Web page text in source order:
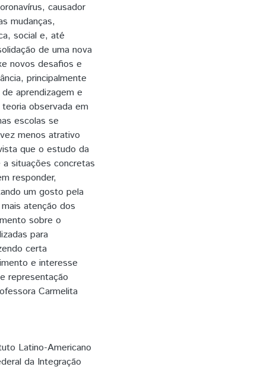
causador
mudanças,
social e, até
de uma nova
novos desafios e
principalmente
aprendizagem e
observada em
escolas se
menos atrativo
que o estudo da
situações concretas
responder,
um gosto pela
atenção dos
sobre o
para
certa
e interesse
representação
Carmelita
Latino-Americano
da Integração